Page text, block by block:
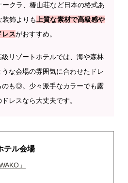
クラ、椿山荘など日本の格式あ
飾よりも
上質な素材で高級感や
レスがおすすめ。
リゾートホテルでは、海や森林
な会場の雰囲気に合わせたドレ
のも◎。少々派手なカラーでも露
レスなら大丈夫です。
テル会場
」